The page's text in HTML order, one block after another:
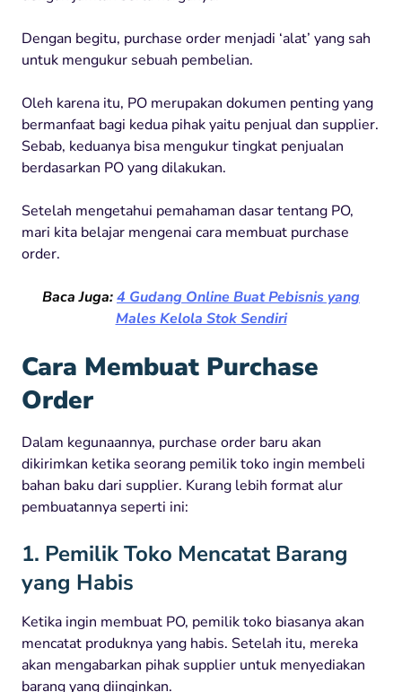
Dengan begitu, purchase order menjadi ‘alat’ yang sah
untuk mengukur sebuah pembelian.
Oleh karena itu, PO merupakan dokumen penting yang
bermanfaat bagi kedua pihak yaitu penjual dan supplier.
Sebab, keduanya bisa mengukur tingkat penjualan
berdasarkan PO yang dilakukan.
Setelah mengetahui pemahaman dasar tentang PO,
mari kita belajar mengenai cara membuat purchase
order.
Baca Juga:4 Gudang Online Buat Pebisnis yang
Males Kelola Stok Sendiri
Cara Membuat Purchase
Order
Dalam kegunaannya, purchase order baru akan
dikirimkan ketika seorang pemilik toko ingin membeli
bahan baku dari supplier. Kurang lebih format alur
pembuatannya seperti ini:
1. Pemilik Toko Mencatat Barang
yang Habis
Ketika ingin membuat PO, pemilik toko biasanya akan
mencatat produknya yang habis. Setelah itu, mereka
akan mengabarkan pihak supplier untuk menyediakan
barang yang diinginkan.